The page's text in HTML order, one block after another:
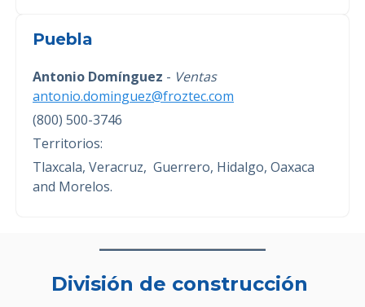
Puebla
Antonio Domínguez - Ventas
antonio.dominguez@froztec.com
(800) 500-3746
Territorios:
Tlaxcala, Veracruz, Guerrero, Hidalgo, Oaxaca
and Morelos.
División de construcción